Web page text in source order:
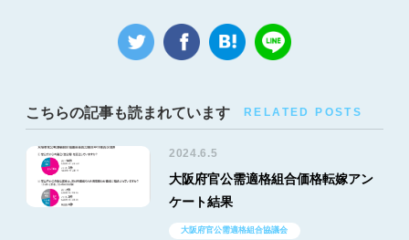
こちらの記事も読まれています RELATED POSTS
2024.6.5
大阪府官公需適格組合価格転嫁アン
ケート結果
大阪府官公需適格組合協議会